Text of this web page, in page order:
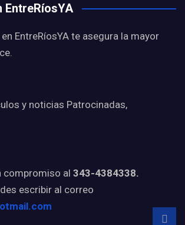
EntreRíosYA
EntreRíosYA te asegura la mayor
y noticias Patrocinadas,
compromiso al 343-4384338.
escribir al correo